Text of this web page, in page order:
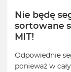
Nie będę
sortowane
MIT!
Odpowiednie
ponieważ w